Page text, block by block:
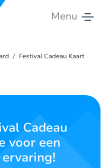
Menu
Festival Cadeau Kaart
Cadeau
voor een